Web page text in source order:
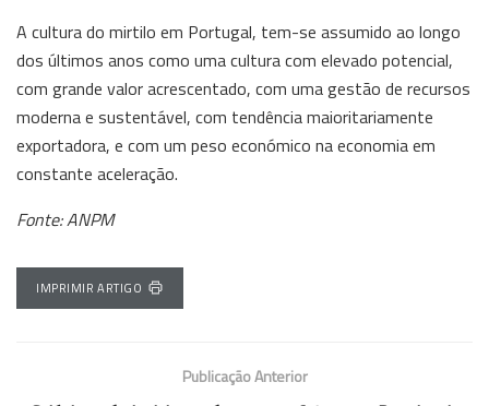
A cultura do mirtilo em Portugal, tem-se assumido ao longo
dos últimos anos como uma cultura com elevado potencial,
com grande valor acrescentado, com uma gestão de recursos
moderna e sustentável, com tendência maioritariamente
exportadora, e com um peso económico na economia em
constante aceleração.
Fonte: ANPM
IMPRIMIR ARTIGO
Publicação Anterior